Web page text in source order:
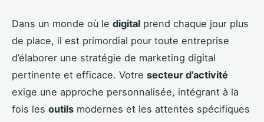
Dans un monde où le digital prend chaque jour plus
de place, il est primordial pour toute entreprise
d’élaborer une stratégie de marketing digital
pertinente et efficace. Votre secteur d’activité
exige une approche personnalisée, intégrant à la
fois les outils modernes et les attentes spécifiques